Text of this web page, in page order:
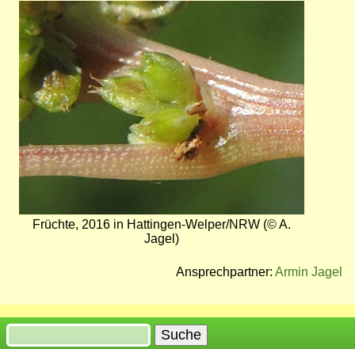
Bild
Früchte, 2016 in Hattingen-Welper/NRW (© A.
Jagel)
Ansprechpartner: Armin Jagel
Suche